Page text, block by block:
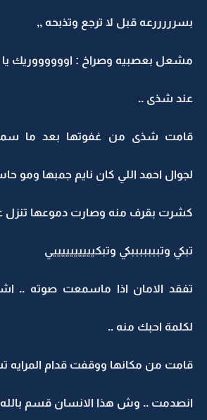
بسرررررعه قبل لا ترجع وتذبحه ,,
مشعل بعصبيه وصراخ : اووووووريك يا
عند شذى ..
قامت شذى من غفوتها بعد ما سمعت
لجوال احمد اللي كان نايم جمبها ومو
كشرت بقرف منه وصارت دموعها تنزل
تبكي وتبببببببكي وتبكييييييييييي
تفقد الامان اذا ماسمعت صوته ..
لكلمة احبك منه ..
قامت من مكانها ووقفت قدام المرايه
انصدمت .. وش هذا الانسان قسم